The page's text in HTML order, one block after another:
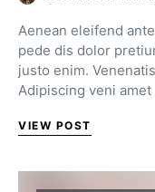
Aenean eleifend
pede dis dolor
justo enim.
Adipiscing veni
VIEW POST